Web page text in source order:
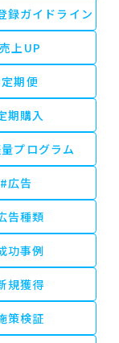
録ガイドライン
上UP
期便
期購入
プログラム
#広告
告種類
功事例
規獲得
策検証